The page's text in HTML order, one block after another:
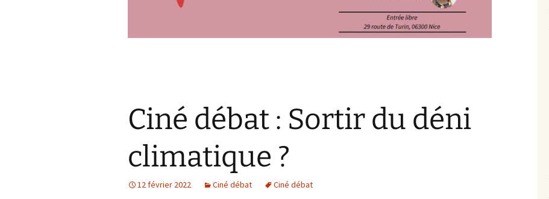
Ciné débat : Sortir du déni
climatique ?
12 février 2022 Ciné débat Ciné débat